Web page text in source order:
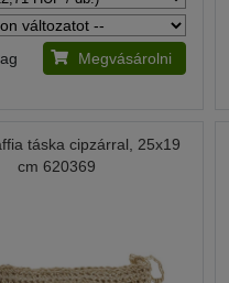
Megvásárolni
táska cipzárral, 25x19
cm 620369